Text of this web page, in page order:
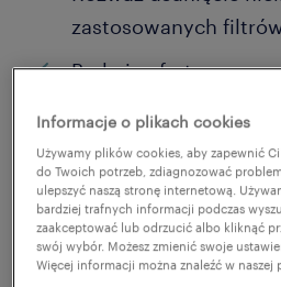
zastosowanych
Brakuje ofert pracy w
poszukiwań?
Zmień nazwę
kluczowe i sprawdź,
poprawnie.
Informacje o plikach cookies
Używamy plików cookies, aby zapewnić
do Twoich potrzeb, zdiagnozować
ulepszyć naszą stronę internetową.
bardziej trafnych informacji podczas
zaakceptować lub odrzucić albo kliknąć
swój wybór. Możesz zmienić swoje
Więcej informacji można znaleźć w naszej